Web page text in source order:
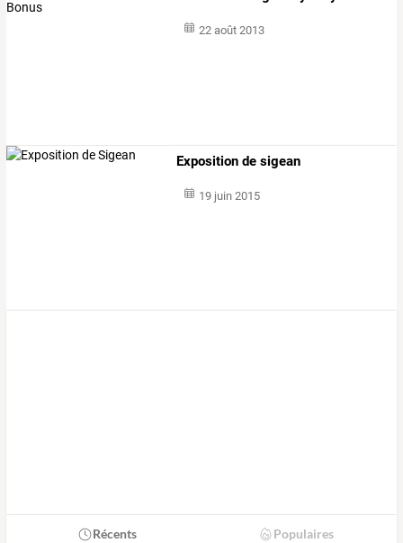
22 août 2013
Exposition de sigean
19 juin 2015
Récents Populaires